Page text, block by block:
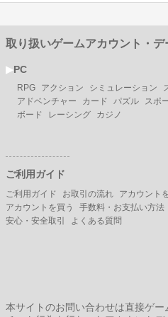
取り扱いゲームアカウント・デ
▶︎PC
RPG アクション シミュレーション
アドベンチャー
カード パズル スポ
ボード
レーシング カジノ
ご利用ガイド
ご利用ガイド お取引の流れ
アカウント
アカウントを買う
手数料・お支払い方法
安心・安全取引
よくある質問
本サイトのお問い合わせは直接ゲー